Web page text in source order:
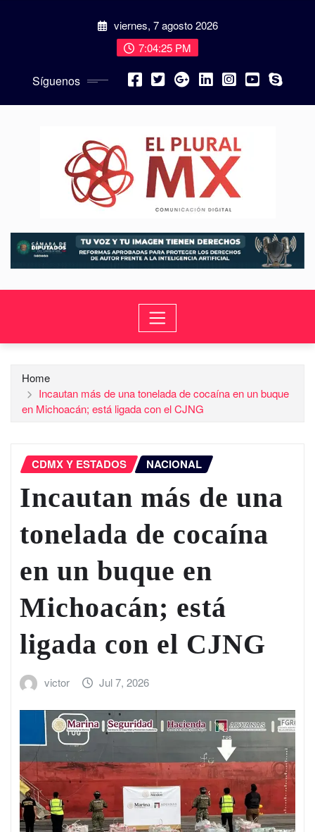
viernes, 7 agosto 2026
7:04:26 PM
Síguenos
Home
Incautan más de una tonelada de cocaína en un buque
en Michoacán; está ligada con el CJNG
CDMX Y ESTADOS NACIONAL
Incautan más de una
tonelada de cocaína
en un buque en
Michoacán; está
ligada con el CJNG
victor Jul 7, 2026